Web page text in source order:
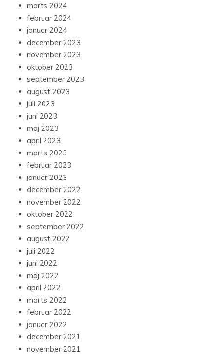
marts 2024
februar 2024
januar 2024
december 2023
november 2023
oktober 2023
september 2023
august 2023
juli 2023
juni 2023
maj 2023
april 2023
marts 2023
februar 2023
januar 2023
december 2022
november 2022
oktober 2022
september 2022
august 2022
juli 2022
juni 2022
maj 2022
april 2022
marts 2022
februar 2022
januar 2022
december 2021
november 2021